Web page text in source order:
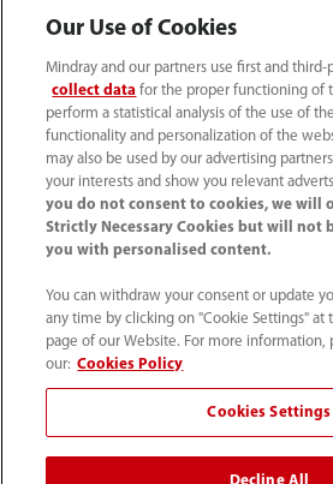
Servicios
Centro de Comunicación
Empleos
Información de contacto
Our Use of Cookies
Mindray and our partners use first and third-
collect data for the proper functioning of
perform a statistical analysis of the use of
functionality and personalization of the
may also be used by our advertising
your interests and show you relevant
you do not consent to cookies, we will
Strictly Necessary Cookies but will not
you with personalised content.
You can withdraw your consent or update
any time by clicking on "Cookie Settings" at
page of our Website. For more information,
our: Cookies Policy
Cookies Settings